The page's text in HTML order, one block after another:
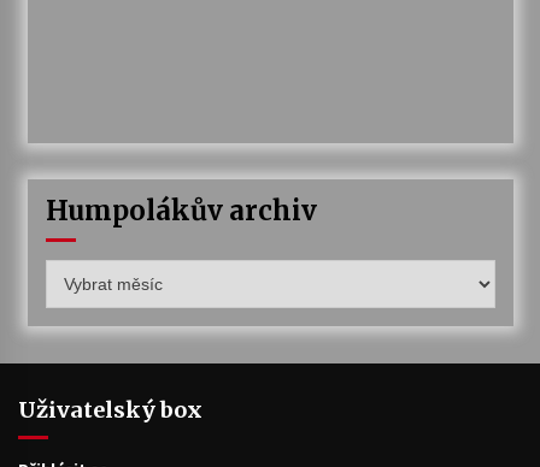
Humpolákův archiv
archiv
Uživatelský box